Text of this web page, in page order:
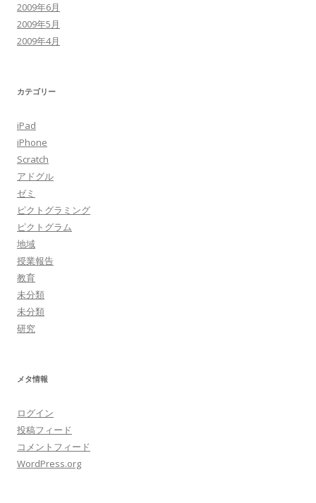
2009年6月
2009年5月
2009年4月
カテゴリー
iPad
iPhone
Scratch
アドグル
ゼミ
ピクトグラミング
ピクトグラム
地域
授業報告
教育
未分類
未分類
研究
メタ情報
ログイン
投稿フィード
コメントフィード
WordPress.org